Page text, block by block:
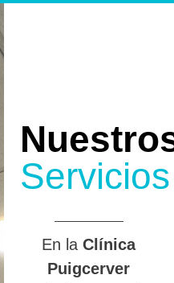
Servicios
En laClínica
Puigcerver